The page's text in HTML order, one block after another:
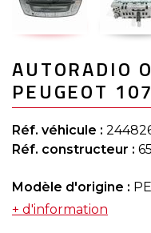
to
the
beginning
of
images
gallery
AUTORADIO
PEUGEOT
Réf. véhicule :
Réf. constructeur :
Modèle d'origine :
+ d'information